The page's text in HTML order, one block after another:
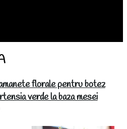
florale pentru botez
verde la baza mesei